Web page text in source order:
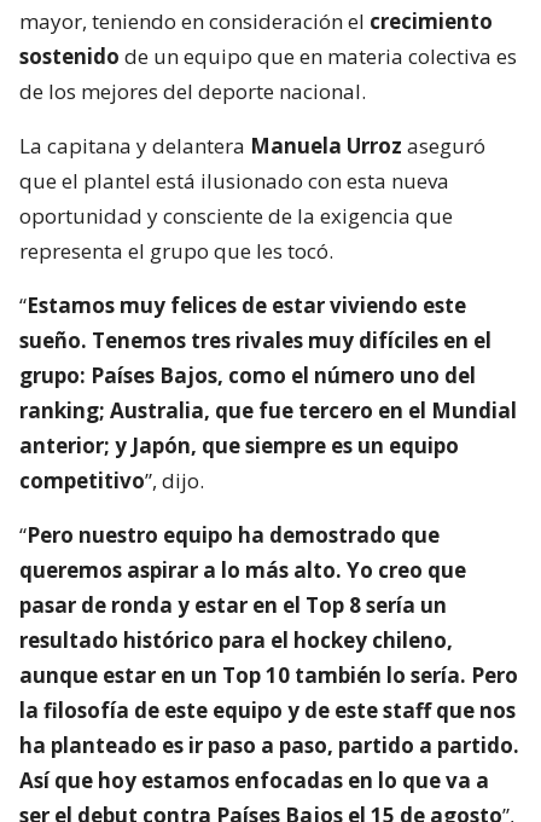
mayor, teniendo en consideración el crecimiento
sostenido de un equipo que en materia colectiva es
de los mejores del deporte nacional.
La capitana y delantera Manuela Urroz aseguró
que el plantel está ilusionado con esta nueva
oportunidad y consciente de la exigencia que
representa el grupo que les tocó.
“Estamos muy felices de estar viviendo este
sueño. Tenemos tres rivales muy difíciles en el
grupo: Países Bajos, como el número uno del
ranking; Australia, que fue tercero en el Mundial
anterior; y Japón, que siempre es un equipo
competitivo”, dijo.
“Pero nuestro equipo ha demostrado que
queremos aspirar a lo más alto. Yo creo que
pasar de ronda y estar en el Top 8 sería un
resultado histórico para el hockey chileno,
aunque estar en un Top 10 también lo sería. Pero
la filosofía de este equipo y de este staff que nos
ha planteado es ir paso a paso, partido a partido.
Así que hoy estamos enfocadas en lo que va a
ser el debut contra Países Bajos el 15 de agosto”,